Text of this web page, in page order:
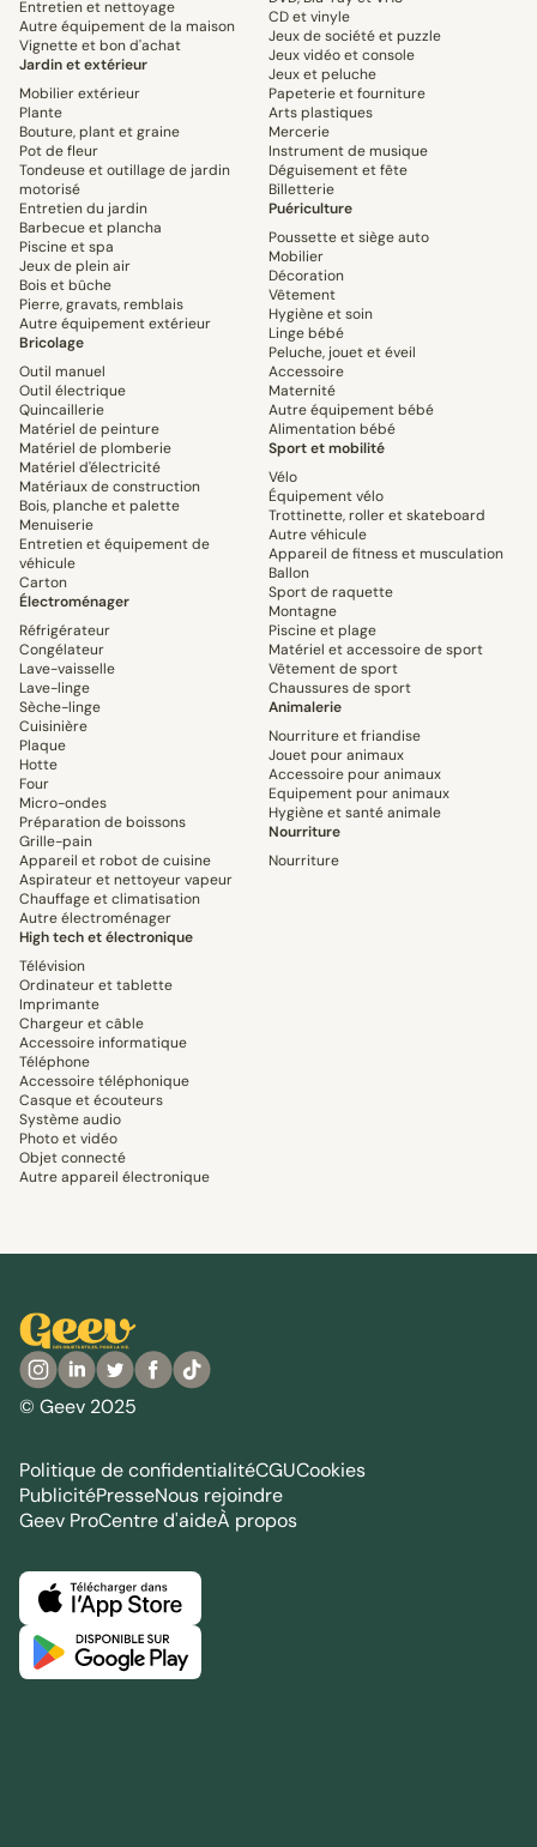
Entretien et nettoyage
Autre équipement de la maison
Vignette et bon d'achat
Jardin et extérieur
Mobilier extérieur
Plante
Bouture, plant et graine
Pot de fleur
Tondeuse et outillage de jardin
motorisé
Entretien du jardin
Barbecue et plancha
Piscine et spa
Jeux de plein air
Bois et bûche
Pierre, gravats, remblais
Autre équipement extérieur
Bricolage
Outil manuel
Outil électrique
Quincaillerie
Matériel de peinture
Matériel de plomberie
Matériel d'électricité
Matériaux de construction
Bois, planche et palette
Menuiserie
Entretien et équipement de
véhicule
Carton
Électroménager
Réfrigérateur
Congélateur
Lave-vaisselle
Lave-linge
Sèche-linge
Cuisinière
Plaque
Hotte
Four
Micro-ondes
Préparation de boissons
Grille-pain
Appareil et robot de cuisine
Aspirateur et nettoyeur vapeur
Chauffage et climatisation
Autre électroménager
High tech et électronique
Télévision
Ordinateur et tablette
Imprimante
Chargeur et câble
Accessoire informatique
Téléphone
Accessoire téléphonique
Casque et écouteurs
Système audio
Photo et vidéo
Objet connecté
Autre appareil électronique
CD et vinyle
Jeux de société et puzzle
Jeux vidéo et console
Jeux et peluche
Papeterie et fourniture
Arts plastiques
Mercerie
Instrument de musique
Déguisement et fête
Billetterie
Puériculture
Poussette et siège auto
Mobilier
Décoration
Vêtement
Hygiène et soin
Linge bébé
Peluche, jouet et éveil
Accessoire
Maternité
Autre équipement bébé
Alimentation bébé
Sport et mobilité
Vélo
Équipement vélo
Trottinette, roller et skateboard
Autre véhicule
Appareil de fitness et musculation
Ballon
Sport de raquette
Montagne
Piscine et plage
Matériel et accessoire de sport
Vêtement de sport
Chaussures de sport
Animalerie
Nourriture et friandise
Jouet pour animaux
Accessoire pour animaux
Equipement pour animaux
Hygiène et santé animale
Nourriture
Nourriture
© Geev 2025
Politique de confidentialitéCGUCookies
PublicitéPresseNous rejoindre
Geev ProCentre d'aideÀ propos